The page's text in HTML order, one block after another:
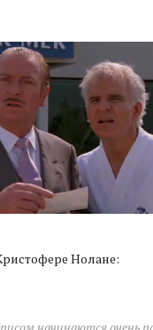
Нолане:
начинаются очень